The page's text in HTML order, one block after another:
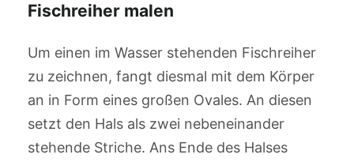
Fischreiher malen
Um einen im Wasser stehenden Fischreiher
zu zeichnen, fangt diesmal mit dem Körper
an in Form eines großen Ovales. An diesen
setzt den Hals als zwei nebeneinander
stehende Striche. Ans Ende des Halses